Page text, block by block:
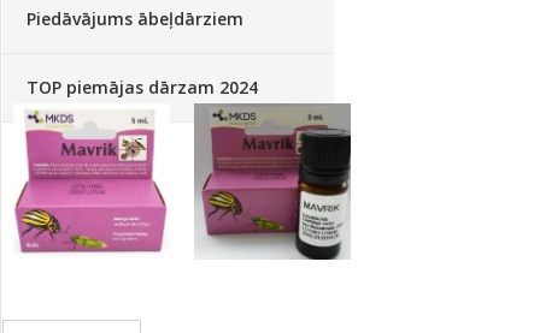
Piedāvājums ābeļdārziem
TOP piemājas dārzam 2024